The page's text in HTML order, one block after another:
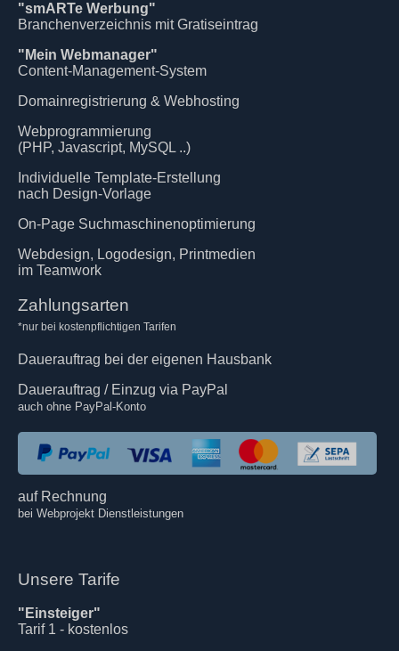
"smARTe Werbung"
Branchenverzeichnis mit Gratiseintrag
"Mein Webmanager"
Content-Management-System
Domainregistrierung & Webhosting
Webprogrammierung
(PHP, Javascript, MySQL ..)
Individuelle Template-Erstellung
nach Design-Vorlage
On-Page Suchmaschinenoptimierung
Webdesign, Logodesign, Printmedien
im Teamwork
Zahlungsarten
*nur bei kostenpflichtigen Tarifen
Dauerauftrag bei der eigenen Hausbank
Dauerauftrag / Einzug via PayPal
auch ohne PayPal-Konto
auf Rechnung
bei Webprojekt Dienstleistungen
Unsere Tarife
"Einsteiger"
Tarif 1 - kostenlos